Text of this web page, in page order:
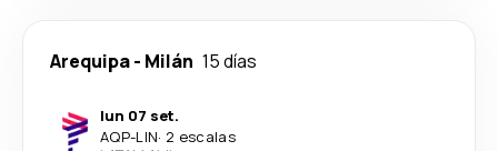
Arequipa- Milán 15 días
lun 07 set.
AQP-LIN· 2 escalas